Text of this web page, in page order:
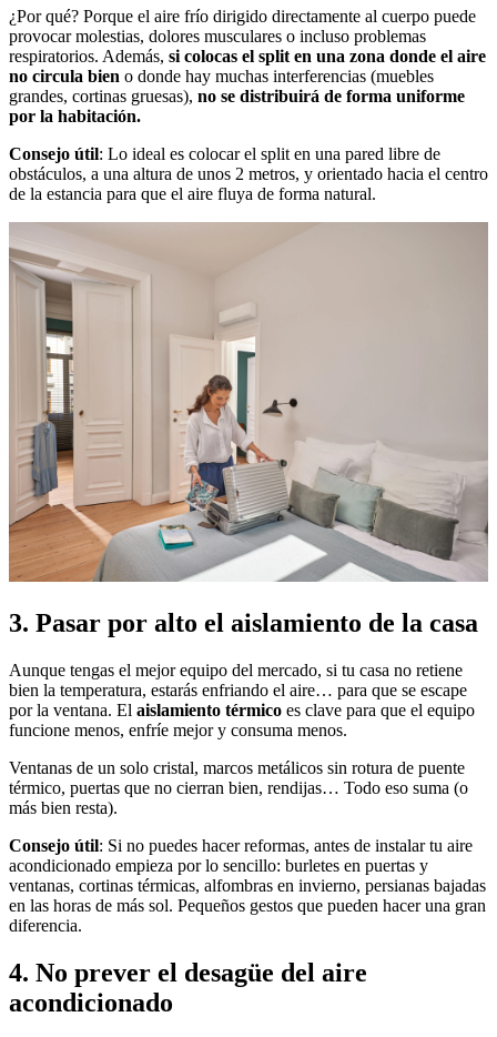
¿Por qué? Porque el aire frío dirigido directamente al cuerpo puede
provocar molestias, dolores musculares o incluso problemas
respiratorios. Además, si colocas el split en una zona donde el aire
no circula bien o donde hay muchas interferencias (muebles
grandes, cortinas gruesas), no se distribuirá de forma uniforme
por la habitación.
Consejo útil: Lo ideal es colocar el split en una pared libre de
obstáculos, a una altura de unos 2 metros, y orientado hacia el centro
de la estancia para que el aire fluya de forma natural.
3. Pasar por alto el aislamiento de la casa
Aunque tengas el mejor equipo del mercado, si tu casa no retiene
bien la temperatura, estarás enfriando el aire… para que se escape
por la ventana. El aislamiento térmico es clave para que el equipo
funcione menos, enfríe mejor y consuma menos.
Ventanas de un solo cristal, marcos metálicos sin rotura de puente
térmico, puertas que no cierran bien, rendijas… Todo eso suma (o
más bien resta).
Consejo útil: Si no puedes hacer reformas, antes de instalar tu aire
acondicionado empieza por lo sencillo: burletes en puertas y
ventanas, cortinas térmicas, alfombras en invierno, persianas bajadas
en las horas de más sol. Pequeños gestos que pueden hacer una gran
diferencia.
4. No prever el desagüe del aire
acondicionado